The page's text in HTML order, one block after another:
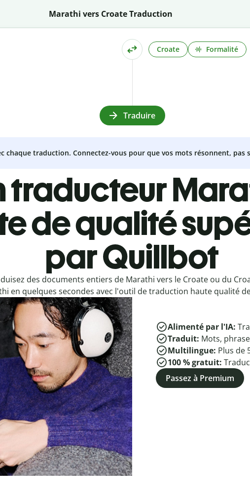
Marathi vers Croate Traduction
Croate Formalité
Traduire
chaque traduction. Connectez-vous pour que vos mots résonnent, pas
traducteur
de qualité
par Quillbot
des documents entiers de Marathi vers le Croate ou du
en quelques secondes avec l'outil de traduction haute qualité
Alimenté par l'IA:
Traduit: Mots,
Multilingue: Plus de
100 % gratuit:
Passez à Premium